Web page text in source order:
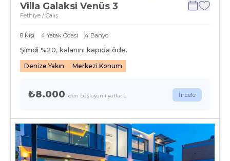
Villa Galaksi Venüs 3
Fethiye / Çalış
8 Kişi 4 Yatak Odası 4 Banyo
Şimdi %20, kalanını kapıda öde.
Denize Yakın Merkezi Konum
₺8.000 'den başlayan fiyatlarla İncele